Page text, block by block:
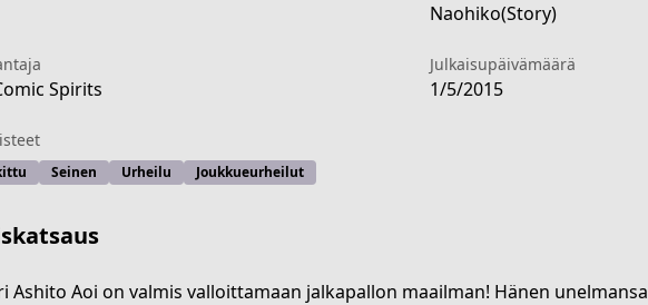
Naohiko(Story)
Spirits
Julkaisupäivämäärä
1/5/2015
Seinen Urheilu Joukkueurheilut
Ashito Aoi on valmis valloittamaan jalkapallon maailman! Hänen unelmansa